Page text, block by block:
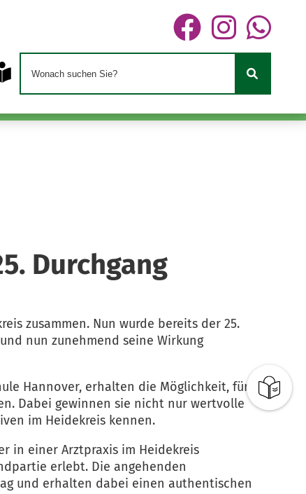
Durchgang
zusammen. Nun wurde bereits der 25.
nun zunehmend seine Wirkung
Hannover, erhalten die Möglichkeit, für
Dabei gewinnen sie nicht nur wertvolle
im Heidekreis kennen.
in einer Arztpraxis im Heidekreis
erlebt. Die angehenden
und erhalten dabei einen authentischen